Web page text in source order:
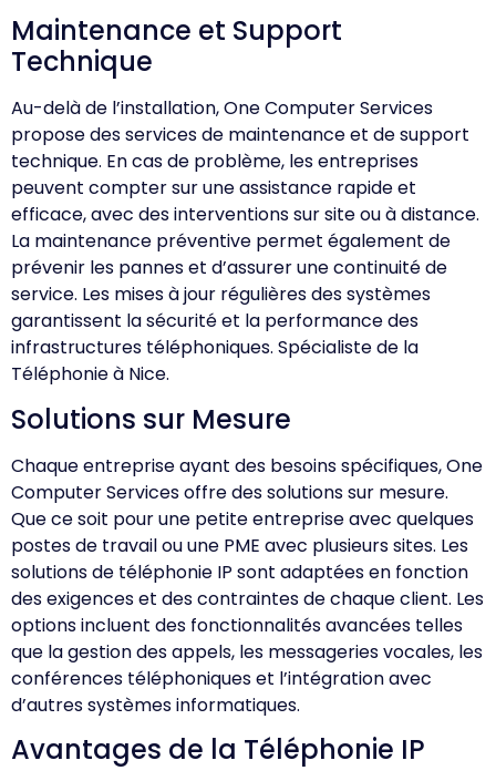
Maintenance et Support
Technique
Au-delà de l’installation, One Computer Services
propose des services de maintenance et de support
technique. En cas de problème, les entreprises
peuvent compter sur une assistance rapide et
efficace, avec des interventions sur site ou à distance.
La maintenance préventive permet également de
prévenir les pannes et d’assurer une continuité de
service. Les mises à jour régulières des systèmes
garantissent la sécurité et la performance des
infrastructures téléphoniques. Spécialiste de la
Téléphonie à Nice.
Solutions sur Mesure
Chaque entreprise ayant des besoins spécifiques, One
Computer Services offre des solutions sur mesure.
Que ce soit pour une petite entreprise avec quelques
postes de travail ou une PME avec plusieurs sites. Les
solutions de téléphonie IP sont adaptées en fonction
des exigences et des contraintes de chaque client. Les
options incluent des fonctionnalités avancées telles
que la gestion des appels, les messageries vocales, les
conférences téléphoniques et l’intégration avec
d’autres systèmes informatiques.
Avantages de la Téléphonie IP